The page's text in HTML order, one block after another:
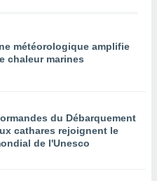
météorologique amplifie
chaleur marines
du Débarquement
cathares rejoignent le
de l'Unesco